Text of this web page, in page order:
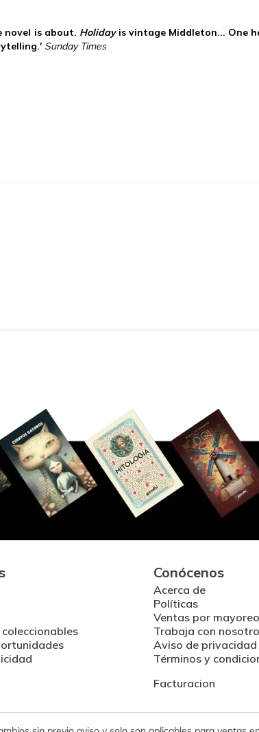
novel is about. Holidayis vintage Middleton... One
Sunday Times
Conócenos
Acerca de
Políticas
Ventas por mayoreo
Trabaja con
Aviso de privacidad
Términos y
Facturacion